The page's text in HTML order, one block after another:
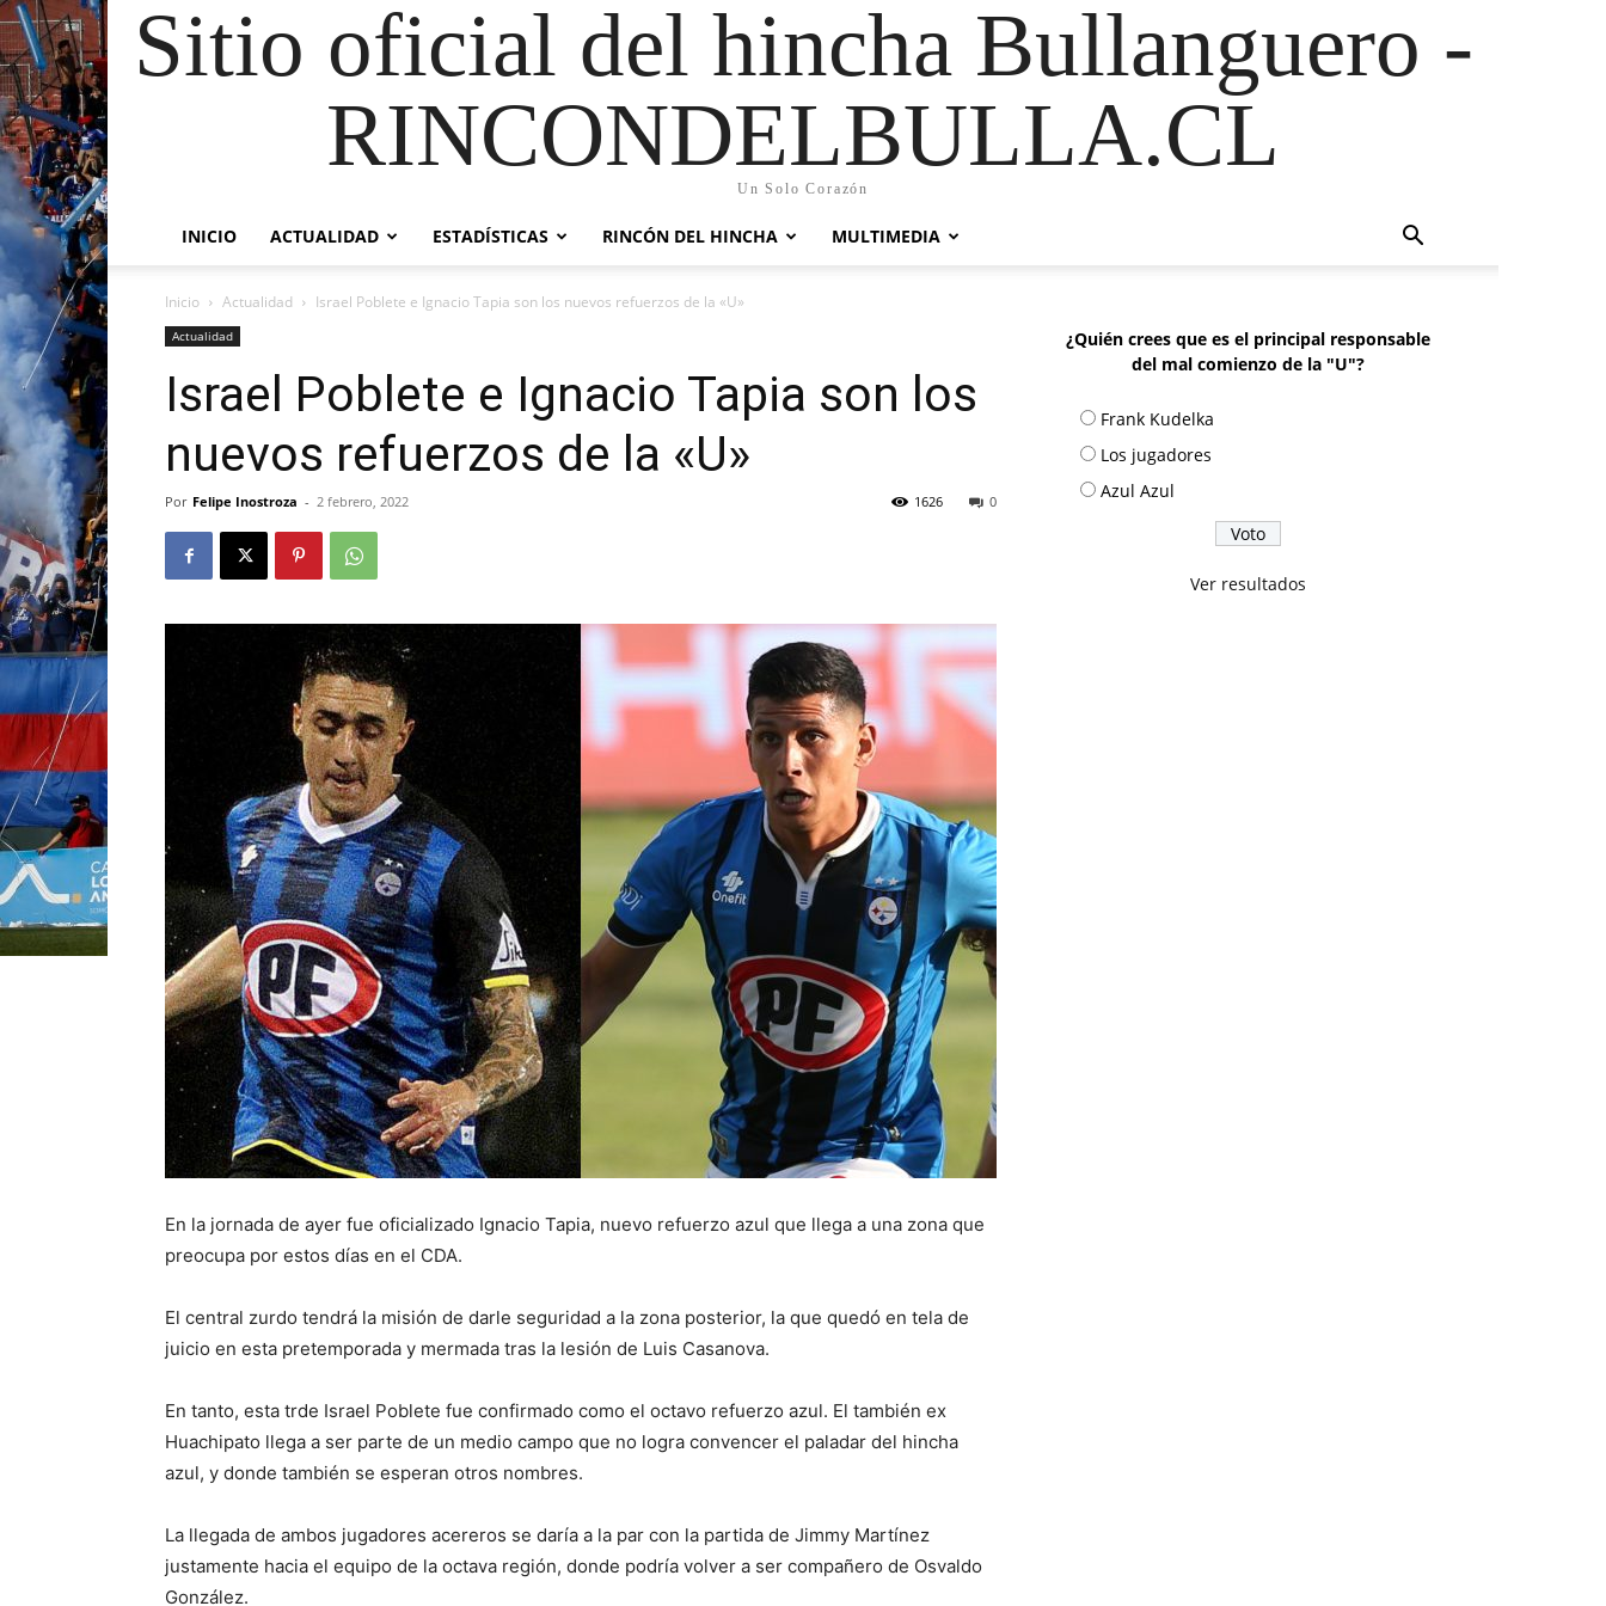
Sitio oficial del hincha Bullanguero -
RINCONDELBULLA.CL
Un Solo Corazón
INICIO ACTUALIDAD ESTADÍSTICAS RINCÓN DEL HINCHA MULTIMEDIA
Inicio Actualidad Israel Poblete e Ignacio Tapia son los nuevos refuerzos de la «U»
Actualidad
Israel Poblete e Ignacio Tapia son los
nuevos refuerzos de la «U»
Por Felipe Inostroza - 2 febrero, 2022 0
1626
En la jornada de ayer fue oficializado Ignacio Tapia, nuevo refuerzo azul que llega a una zona que
preocupa por estos días en el CDA.
El central zurdo tendrá la misión de darle seguridad a la zona posterior, la que quedó en tela de
juicio en esta pretemporada y mermada tras la lesión de Luis Casanova.
En tanto, esta trde Israel Poblete fue confirmado como el octavo refuerzo azul. El también ex
Huachipato llega a ser parte de un medio campo que no logra convencer el paladar del hincha
azul, y donde también se esperan otros nombres.
La llegada de ambos jugadores acereros se daría a la par con la partida de Jimmy Martínez
justamente hacia el equipo de la octava región, donde podría volver a ser compañero de Osvaldo
González.
¿Quién crees que es el principal responsable
del mal comienzo de la "U"?
Frank Kudelka
Los jugadores
Azul Azul
Ver resultados